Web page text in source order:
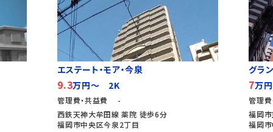
エステート・モア・今泉
9.3万円～ 2K
管理費・共益費 -
西鉄天神大牟田線 薬院 徒歩6分
福岡市中央区今泉2丁目
グラ
7万
管理
福岡
福岡